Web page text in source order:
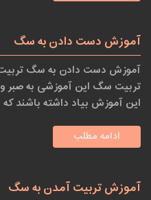
آموزش دست دادن به سگ
آموزش دست دادن به سگ
تربیت سگ این آموزشی به صبر و
این آموزش بیاد داشته باشند
ادامه مطلب
آموزش تربیت آمدن به سگ